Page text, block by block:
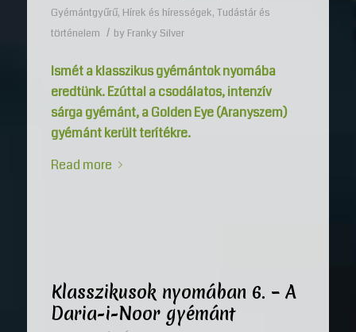
Gyémántgyűrű, Hírek és hírességek, Tudástár és
történelem / by Franky Silver
Ismét a klasszikus gyémántok nyomába
eredtünk. Ezúttal a csodálatos, intenzív
sárga gyémánt, a Golden Eye (Aranyszem)
gyémánt került terítékre.
Read more
Klasszikusok nyomában 6. – A
Daria-i-Noor gyémánt